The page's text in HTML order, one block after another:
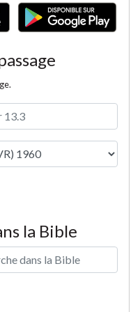
la Bible